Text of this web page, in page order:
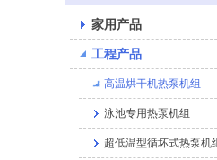
家用产品
工程产品
高温烘干机热泵机组
泳池专用热泵机组
超低温型循坏式热泵机